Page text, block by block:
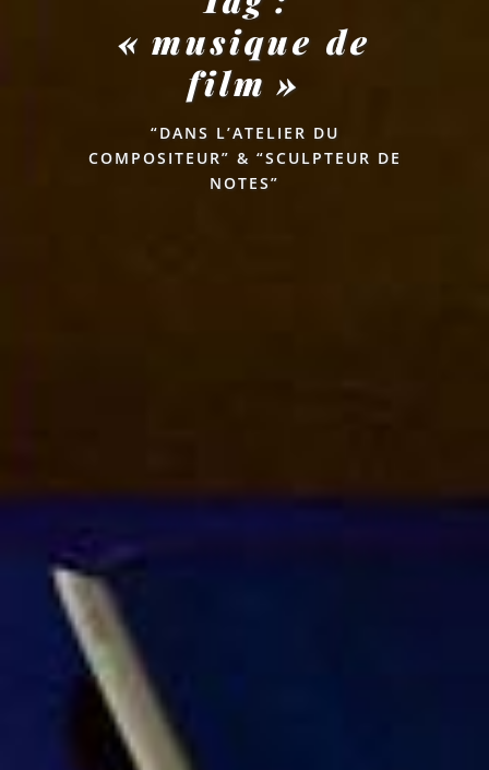
« musique de
film »
“DANS L’ATELIER DU
COMPOSITEUR” & “SCULPTEUR DE
NOTES”